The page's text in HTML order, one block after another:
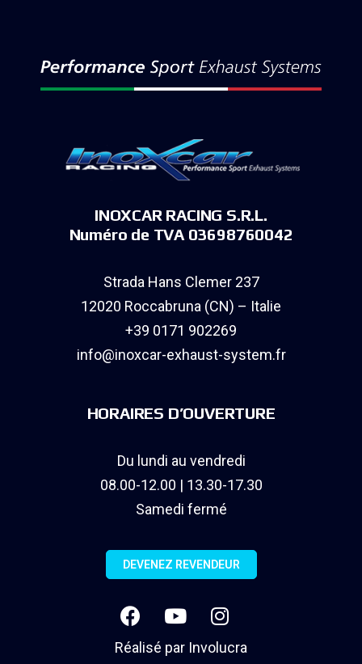
INOXCAR RACING S.R.L.
Numéro de TVA 03698760042
Strada Hans Clemer 237
12020 Roccabruna (CN) – Italie
+39 0171 902269
info@inoxcar-exhaust-system.fr
HORAIRES D’OUVERTURE
Du lundi au vendredi
08.00-12.00 | 13.30-17.30
Samedi fermé
DEVENEZ REVENDEUR
Réalisé par Involucra